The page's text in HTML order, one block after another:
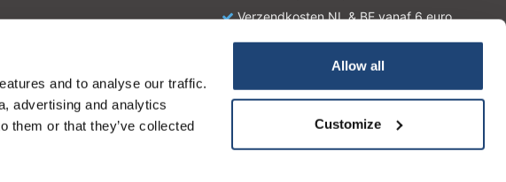
and to analyse our traffic.
advertising and analytics
them or that they’ve collected
Allow all
Customize
Verzendkosten NL & BE vanaf 6 euro
en/of informatie en zijn geen handleiding of omschrijving hoe u het
en internationale wetgeving omtrent het gebruik van chemicaliën.